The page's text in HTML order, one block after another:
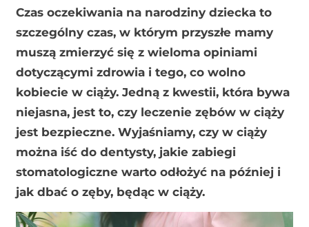
Czas oczekiwania na narodziny dziecka to
szczególny czas, w którym przyszłe mamy
muszą zmierzyć się z wieloma opiniami
dotyczącymi zdrowia i tego, co wolno
kobiecie w ciąży. Jedną z kwestii, która bywa
niejasna, jest to, czy leczenie zębów w ciąży
jest bezpieczne. Wyjaśniamy, czy w ciąży
można iść do dentysty, jakie zabiegi
stomatologiczne warto odłożyć na później i
jak dbać o zęby, będąc w ciąży.